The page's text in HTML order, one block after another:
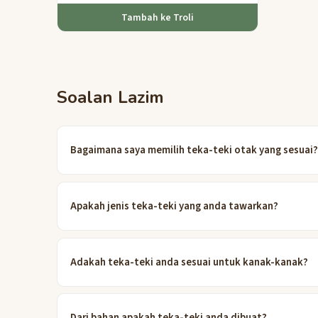
Tambah ke Troli
Soalan Lazim
Bagaimana saya memilih teka-teki otak yang sesuai?
Apakah jenis teka-teki yang anda tawarkan?
Adakah teka-teki anda sesuai untuk kanak-kanak?